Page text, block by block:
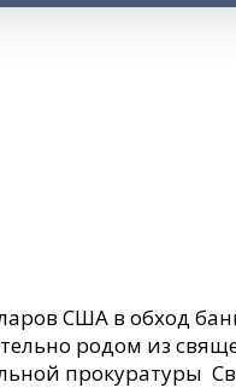
США в обход
родом из
прокуратуры